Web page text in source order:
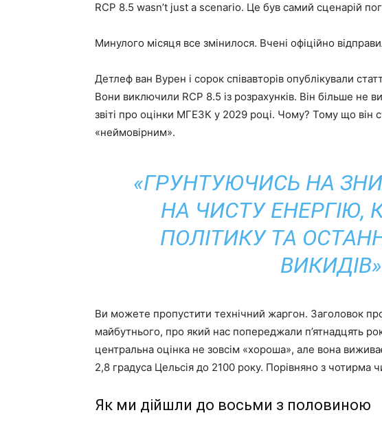
RCP 8.5 wasn’t just a scenario. Це був самий сценарій
Минулого місяця все змінилося. Вчені офіційно
Детлеф ван Вурен і сорок співавторів опублікували
Вони виключили RCP 8.5 із розрахунків. Він більше не
звіті про оцінки МГЕЗК у 2029 році. Чому? Тому що він
«неймовірним».
«ГРУНТУЮЧИСЬ НА
НА ЧИСТУ ЕНЕРГІЮ,
ПОЛІТИКУ ТА
Ви можете пропустити технічний жаргон. Заголовок
майбутнього, про який нас попереджали п’ятнадцять
центральна оцінка не зовсім «хороша», але вона
2,8 градуса Цельсія до 2100 року. Порівняно з чотирма
Як ми дійшли до восьми з половиною